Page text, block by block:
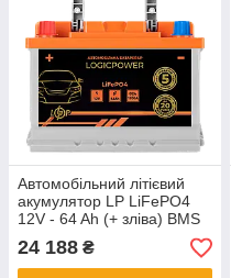
Автомобільний літієвий
акумулятор LP LiFePO4
12V - 64 Ah (+ зліва) BMS
1050А
24 188 ₴